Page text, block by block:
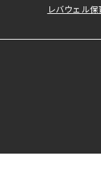
レバウェル